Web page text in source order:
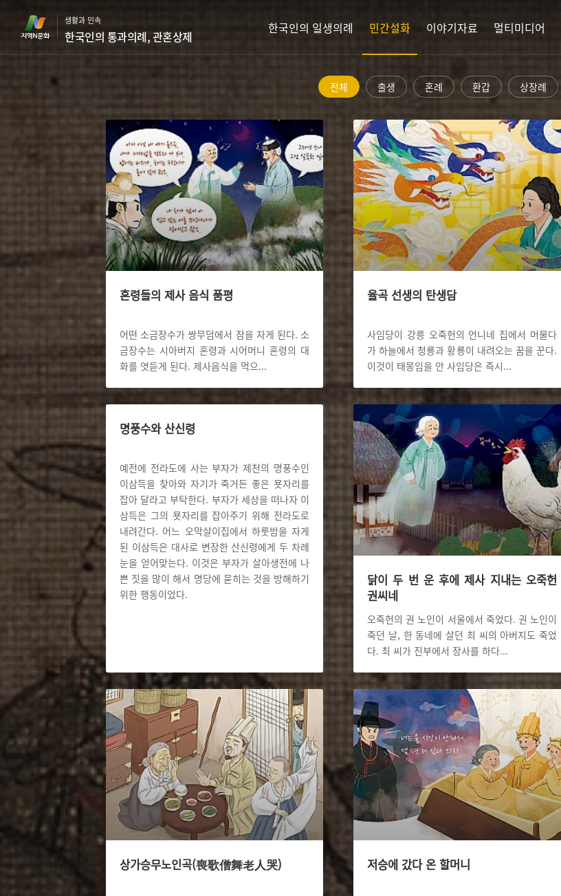
로
생활과 민속
한국인의 통과의례, 관혼상제
한국인의 일생의례 민간설화 이야기자료 멀티미디어
전체 출생 혼례 환갑 상장례
혼령들의 제사 음식 품평
어떤 소금장수가 쌍무덤에서 잠을 자게 된다. 소
금장수는 시아버지 혼령과 시어머니 혼령의 대
화를 엿듣게 된다. 제사음식을 먹으...
율곡 선생의 탄생담
사임당이 강릉 오죽헌의 언니네 집에서 머물다
가 하늘에서 청룡과 황룡이 내려오는 꿈을 꾼다.
이것이 태몽임을 안 사임당은 즉시...
명풍수와 산신령
예전에 전라도에 사는 부자가 제천의 명풍수인
이삼득을 찾아와 자기가 죽거든 좋은 묫자리를
잡아 달라고 부탁한다. 부자가 세상을 떠나자 이
삼득은 그의 묫자리를 잡아주기 위해 전라도로
내려간다. 어느 오막살이집에서 하룻밤을 자게
된 이삼득은 대사로 변장한 산신령에게 두 차례
눈을 얻어맞는다. 이것은 부자가 살아생전에 나
쁜 짓을 많이 해서 명당에 묻히는 것을 방해하기
위한 행동이었다.
닭이 두 번 운 후에 제사 지내는 오죽헌
권씨네
오죽헌의 권 노인이 서울에서 죽었다. 권 노인이
죽던 날, 한 동네에 살던 최 씨의 아버지도 죽었
다. 최 씨가 진부에서 장사를 하다...
상가승무노인곡(喪歌僧舞老人哭) 저승에 갔다 온 할머니